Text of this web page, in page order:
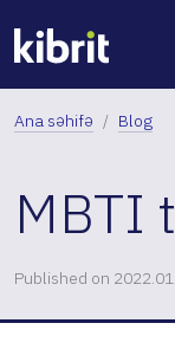
Ana səhifə Blog
MBTI
Published on